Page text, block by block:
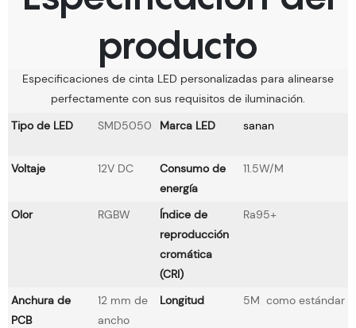
producto
Especificaciones de cinta LED personalizadas para alinearse
perfectamente con sus requisitos de iluminación.
Tipo de LED
SMD5050 Marca LED sanan
Voltaje 12V DC
Consumo de
energía
11.5W/M
Olor RGBW
Índice de
reproducción
cromática
(CRI)
Ra95+
Anchura de
PCB
12 mm de
ancho
Longitud 5M como estándar